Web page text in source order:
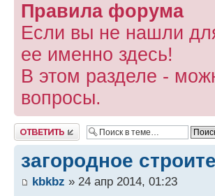
Правила форума
Если вы не нашли
ее именно здесь!
В этом разделе -
вопросы.
Ответить
загородное
kbkbz » 24 апр 2014, 01:23